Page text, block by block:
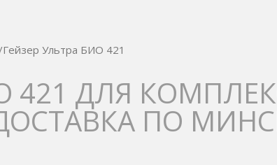
Ультра БИО 421
421 ДЛЯ
ПО